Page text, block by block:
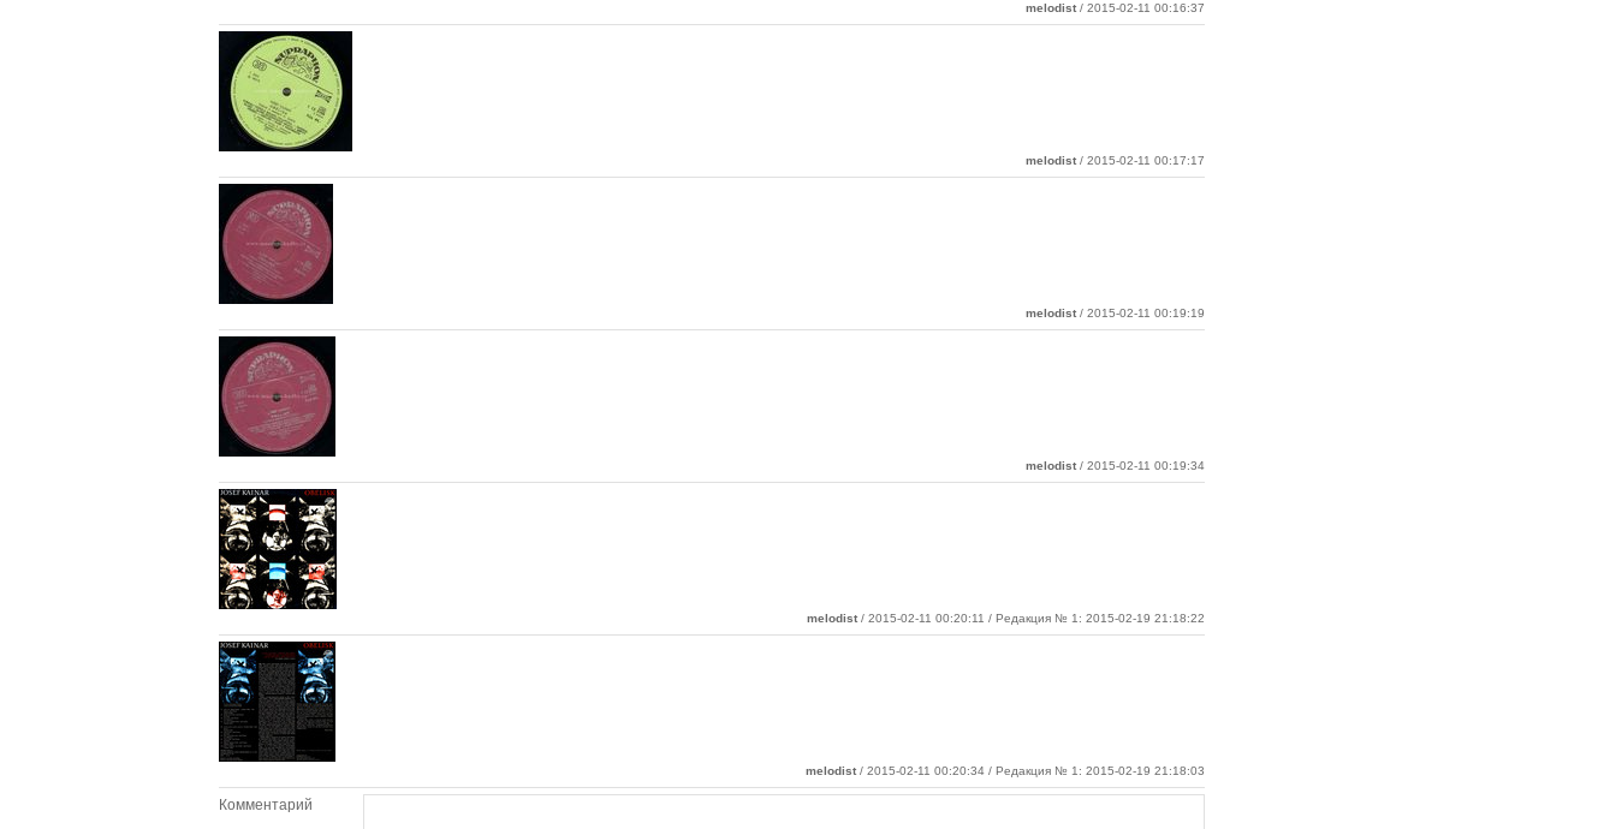
melodist / 2015-02-11 00:16:37
melodist / 2015-02-11 00:17:17
melodist / 2015-02-11 00:19:19
melodist / 2015-02-11 00:19:34
melodist / 2015-02-11 00:20:11 / Редакция № 1: 2015-02-19 21:18:22
melodist / 2015-02-11 00:20:34 / Редакция № 1: 2015-02-19 21:18:03
Комментарий